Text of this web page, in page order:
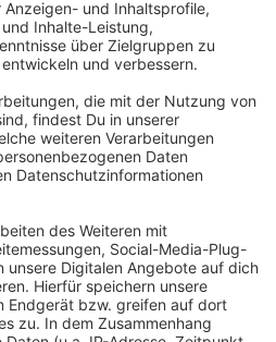
aus Leverkusen
auf beiden Rheinseiten
Leitung bei Bauarbeiten
Demo vor Rathaus